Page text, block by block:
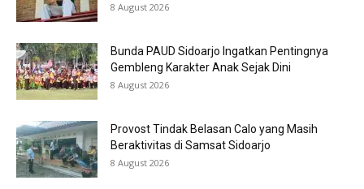
8 August 2026
Bunda PAUD Sidoarjo Ingatkan Pentingnya
Gembleng Karakter Anak Sejak Dini
8 August 2026
Provost Tindak Belasan Calo yang Masih
Beraktivitas di Samsat Sidoarjo
8 August 2026